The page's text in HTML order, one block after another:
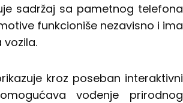
sadržaj sa pametnog telefona
funkcioniše nezavisno i ima
kroz poseban interaktivni
vođenje prirodnog